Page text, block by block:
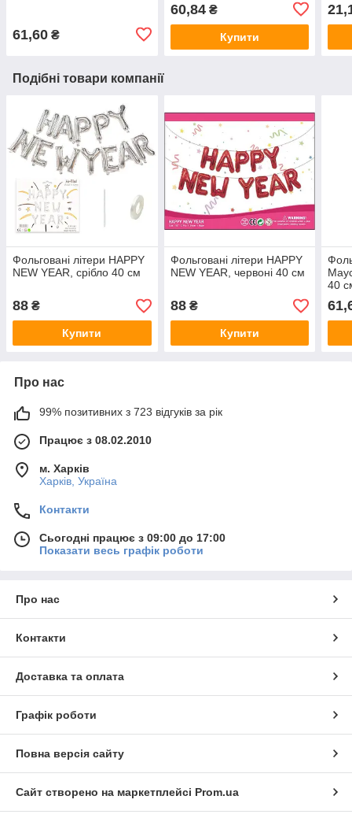
61,60 ₴
60,84₴
Купити
Подібні товари компанії
Фольговані літери HAPPY
NEW YEAR, срібло 40 см
88 ₴
Купити
Фольговані літери HAPPY
NEW YEAR, червоні 40 см
88₴
Купити
40
Про нас
99% позитивних з 723 відгуків за рік
Працює з 08.02.2010
м. Харків
Харків, Україна
Контакти
Сьогодні працює з 09:00 до 17:00
Показати весь графік роботи
Про нас
Контакти
Доставка та оплата
Графік роботи
Повна версія сайту
Сайт створено на маркетплейсі Prom.ua